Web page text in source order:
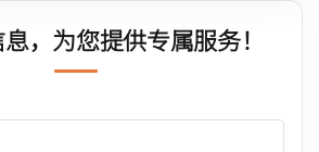
，为您提供专属服务！